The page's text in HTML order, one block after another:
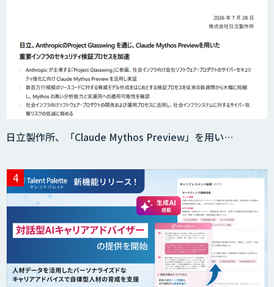
日立製作所、「Claude Mythos Preview」を用い…